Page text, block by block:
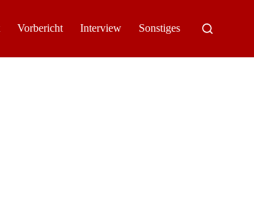
Vorbericht Interview Sonstiges